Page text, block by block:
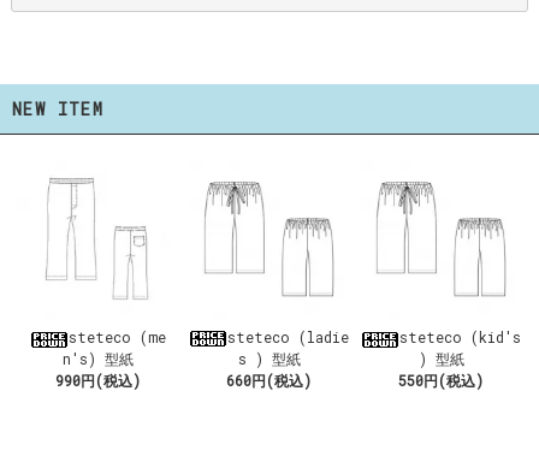
NEW ITEM
steteco (me
n's) 型紙
990円(税込)
steteco (ladie
s ) 型紙
660円(税込)
steteco (kid's
) 型紙
550円(税込)